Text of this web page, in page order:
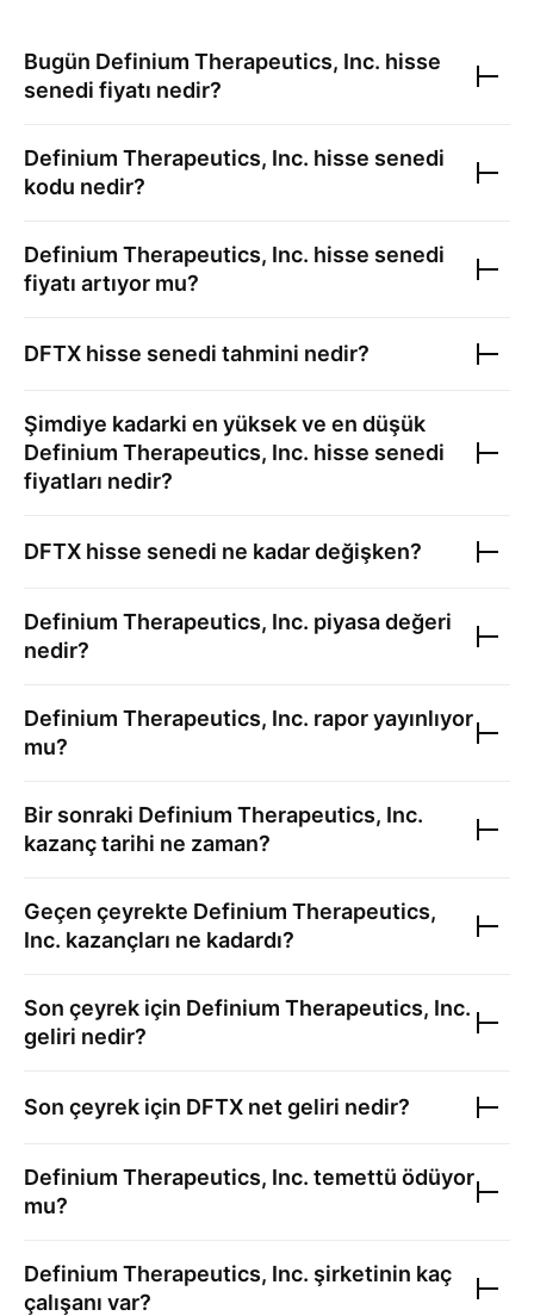
Bugün Definium Therapeutics, Inc. hisse
senedi fiyatı nedir?
Definium Therapeutics, Inc. hisse senedi
kodu nedir?
Definium Therapeutics, Inc. hisse senedi
fiyatı artıyor mu?
DFTX hisse senedi tahmini nedir?
Şimdiye kadarki en yüksek ve en düşük
Definium Therapeutics, Inc. hisse senedi
fiyatları nedir?
DFTX hisse senedi ne kadar değişken?
Definium Therapeutics, Inc. piyasa değeri
nedir?
Definium Therapeutics, Inc. rapor yayınlıyor
mu?
Bir sonraki Definium Therapeutics, Inc.
kazanç tarihi ne zaman?
Geçen çeyrekte Definium Therapeutics,
Inc. kazançları ne kadardı?
Son çeyrek için Definium Therapeutics, Inc.
geliri nedir?
Son çeyrek için DFTX net geliri nedir?
Definium Therapeutics, Inc. temettü ödüyor
mu?
Definium Therapeutics, Inc. şirketinin kaç
çalışanı var?